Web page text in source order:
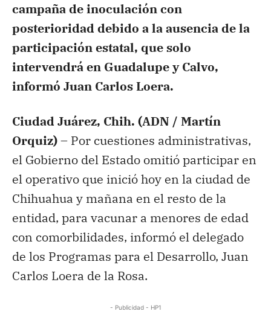
campaña de inoculación con
posterioridad debido a la ausencia de la
participación estatal, que solo
intervendrá en Guadalupe y Calvo,
informó Juan Carlos Loera.
Ciudad Juárez, Chih. (ADN / Martín
Orquiz) – Por cuestiones administrativas,
el Gobierno del Estado omitió participar en
el operativo que inició hoy en la ciudad de
Chihuahua y mañana en el resto de la
entidad, para vacunar a menores de edad
con comorbilidades, informó el delegado
de los Programas para el Desarrollo, Juan
Carlos Loera de la Rosa.
- Publicidad - HP1